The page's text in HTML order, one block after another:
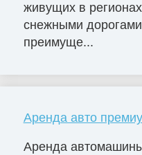
живущих в
снежными
преимуще...
Аренда авто
Аренда